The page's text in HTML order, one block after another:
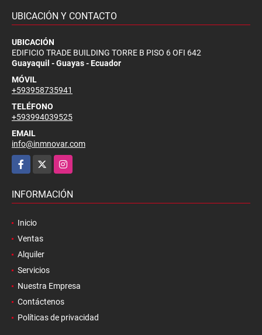
UBICACIÓN
EDIFICIO TRADE BUILDING TORRE B PISO 6 OFI 642
Guayaquil - Guayas - Ecuador
MÓVIL
+593958735941
TELÉFONO
+593994039525
EMAIL
info@inmnovar.com
Facebook
X Instagram
Inicio
Ventas
Alquiler
Servicios
Nuestra Empresa
Contáctenos